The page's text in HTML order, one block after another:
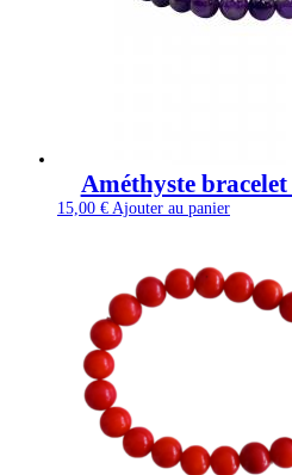
Améthyste
15,00 € Ajouter au panier